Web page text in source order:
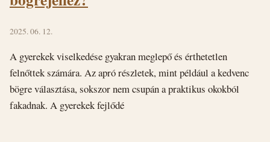
2025. 06. 12.
A gyerekek viselkedése gyakran meglepő és érthetetlen
felnőttek számára. Az apró részletek, mint például a kedvenc
bögre választása, sokszor nem csupán a praktikus okokból
fakadnak. A gyerekek fejlődé